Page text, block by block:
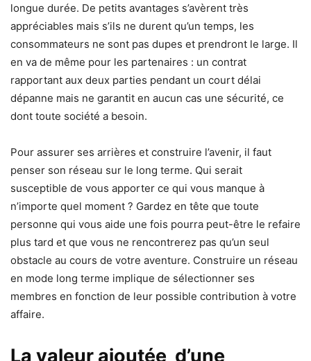
longue durée. De petits avantages s’avèrent très
appréciables mais s’ils ne durent qu’un temps, les
consommateurs ne sont pas dupes et prendront le large. Il
en va de même pour les partenaires : un contrat
rapportant aux deux parties pendant un court délai
dépanne mais ne garantit en aucun cas une sécurité, ce
dont toute société a besoin.
Pour assurer ses arrières et construire l’avenir, il faut
penser son réseau sur le long terme. Qui serait
susceptible de vous apporter ce qui vous manque à
n’importe quel moment ? Gardez en tête que toute
personne qui vous aide une fois pourra peut-être le refaire
plus tard et que vous ne rencontrerez pas qu’un seul
obstacle au cours de votre aventure. Construire un réseau
en mode long terme implique de sélectionner ses
membres en fonction de leur possible contribution à votre
affaire.
La valeur ajoutée d’une